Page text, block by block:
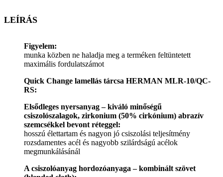
LEÍRÁS
Figyelem:
munka közben ne haladja meg a terméken feltüntetett
maximális fordulatszámot
Quick Change lamellás tárcsa HERMAN MLR-10/QC-
RS:
Elsődleges nyersanyag – kiváló minőségű
csiszolószalagok, zirkonium (50% cirkónium) abrazív
szemcsékkel bevont réteggel:
hosszú élettartam és nagyon jó csiszolási teljesítmény
rozsdamentes acél és nagyobb szilárdságú acélok
megmunkálásánál
A csiszolóanyag hordozóanyaga – kombinált szövet